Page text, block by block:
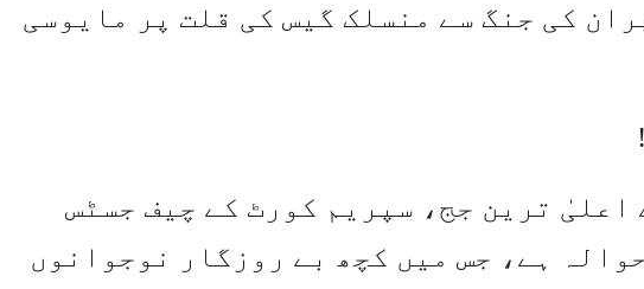
کی جنگ سے منسلک گیس کی قلت پر مایوسی
اعلیٰ ترین جج، سپریم کورٹ کے چیف جسٹس
ہے، جس میں کچھ بے روزگار نوجوانوں